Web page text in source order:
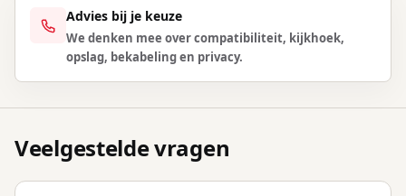
Advies bij je keuze
We denken mee over compatibiliteit, kijkhoek,
opslag, bekabeling en privacy.
Veelgestelde vragen